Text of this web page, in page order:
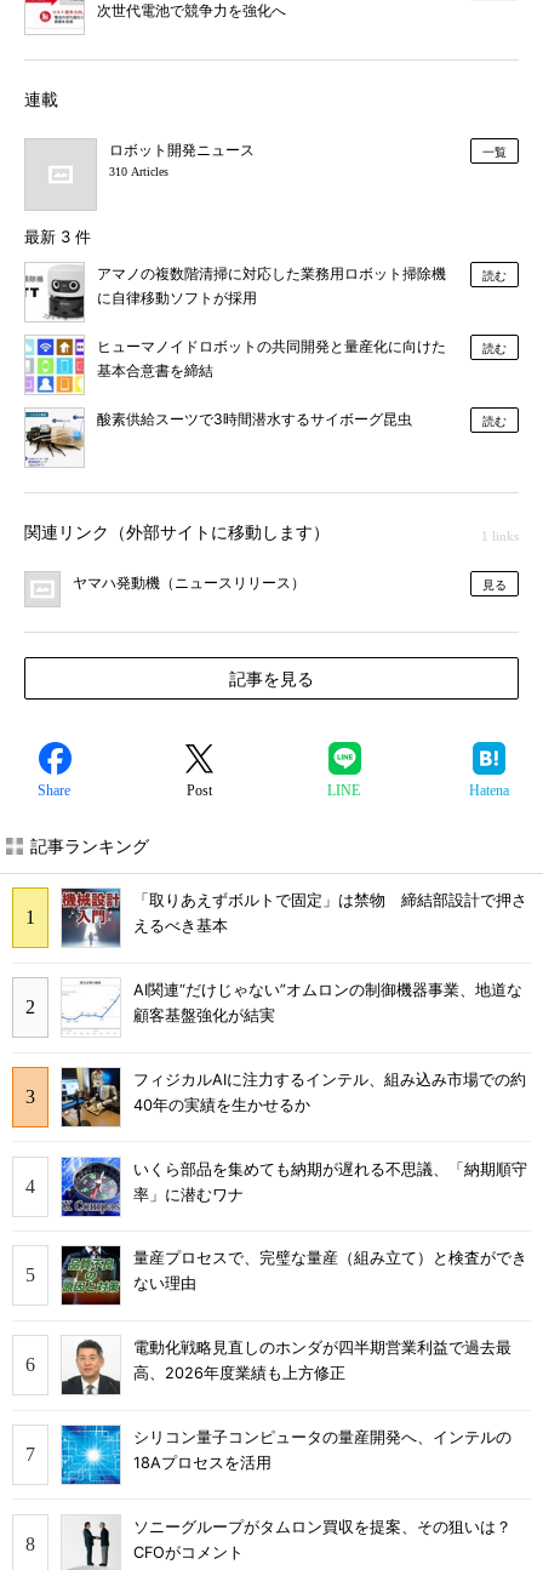
次世代電池で競争力を強化へ
連載
ロボット開発ニュース
310 Articles
一覧
最新 3 件
アマノの複数階清掃に対応した業務用ロボット掃除機
に自律移動ソフトが採用
読む
ヒューマノイドロボットの共同開発と量産化に向けた
基本合意書を締結
読む
酸素供給スーツで3時間潜水するサイボーグ昆虫 読む
関連リンク（外部サイトに移動します） 1 links
ヤマハ発動機（ニュースリリース） 見る
記事を見る
Share Post LINE Hatena
記事ランキング
「取りあえずボルトで固定」は禁物 締結部設計で押さ
えるべき基本
AI関連“だけじゃない”オムロンの制御機器事業、地道な
顧客基盤強化が結実
フィジカルAIに注力するインテル、組み込み市場での約
40年の実績を生かせるか
いくら部品を集めても納期が遅れる不思議、「納期順守
率」に潜むワナ
量産プロセスで、完璧な量産（組み立て）と検査ができ
ない理由
電動化戦略見直しのホンダが四半期営業利益で過去最
高、2026年度業績も上方修正
シリコン量子コンピュータの量産開発へ、インテルの
18Aプロセスを活用
ソニーグループがタムロン買収を提案、その狙いは？
CFOがコメント